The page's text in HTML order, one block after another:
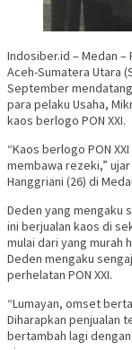
Indosiber.id – Medan –
Aceh-Sumatera Utara
September
para pelaku Usaha,
kaos berlogo PON XXI.
“Kaos berlogo PON
membawa rezeki,”
Hanggriani (26) di
Deden yang mengaku
ini berjualan kaos di
mulai dari yang murah
Deden mengaku
perhelatan PON XXI.
“Lumayan, omset
Diharapkan penjualan
bertambah lagi dengan